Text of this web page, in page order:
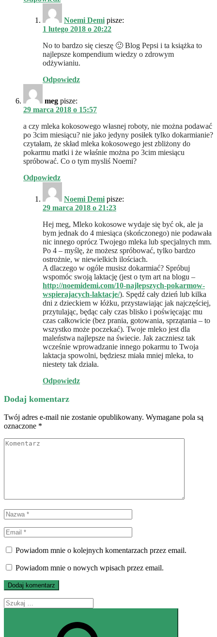
Noemi Demi pisze:
1 lutego 2018 o 20:22
No to bardzo się cieszę 🙂 Blog Pepsi i ta książka to
najlepsze kompendium wiedzy o zdrowym
odżywianiu.
Odpowiedz
meg pisze:
29 marca 2018 o 15:57
a czy mleka kokosowego własnej roboty, nie można podawać
po 3cim miesiącu? nie jako jedyny posiłek tylko dokarmianie?
czytałam, że skład mleka kokosowego jest zbliżony do
pokarmu matki i że właśnie można po 3cim miesiącu
spróbować. Co o tym mysliś Noemi?
Odpowiedz
Noemi Demi pisze:
29 marca 2018 o 21:23
Hej meg, Mleko kokosowe wydaje się być ok, ale ja
bym jednak do 4 miesiąca (skończonego) nie podawała
nic innego oprócz Twojego mleka lub specjalnych mm.
Po 4 – myślę, że możesz spróbować, tylko bardzo
ostrożnie, w niewielkich ilościach.
A dlaczego w ogóle musisz dokarmiać? Spróbuj
wspomóc swoją laktację (jest o tym art na blogu –
http://noemidemi.com/10-najlepszych-pokarmow-
wspierajacych-laktacje/). Spędź cały dzień lub kilka
dni z dzieckiem w łóżku, przystawiając jak najczęściej,
przytulając, będąc cały czas blisko i poświęcając mu
czas całkowicie (bez prania, gotowania, sprzątania – to
wszystko może poczekać). Twoje mleko jest dla
maleństwa najlepsze na świecie. Jak zaczniesz tak
wcześnie wprowadzanie innego pokarmu to Twoja
laktacja spowolni, będziesz miała mniej mleka, to
niestety tak działa.
Odpowiedz
Dodaj komentarz
Twój adres e-mail nie zostanie opublikowany. Wymagane pola są
oznaczone *
Powiadom mnie o kolejnych komentarzach przez email.
Powiadom mnie o nowych wpisach przez email.